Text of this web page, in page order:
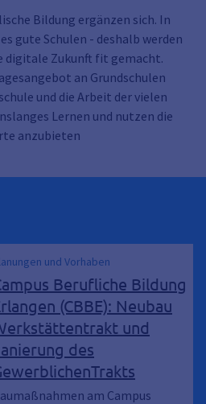
Bildung ergänzen sich. In
gute Schulen - deshalb werden
digitale Zukunft fit gemacht.
an Grundschulen
und die Arbeit der vielen
Lernen und nutzen die
anzubieten
und Vorhaben
Berufliche Bildung
(CBBE): Neubau
und
des
am Campus